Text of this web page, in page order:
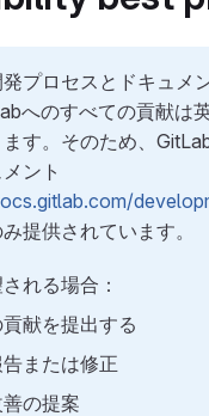
プロセスとドキュメ
へのすべての貢献は
す。そのため、
ント
提供されています。
れる場合：
献を提出する
または修正
の提案